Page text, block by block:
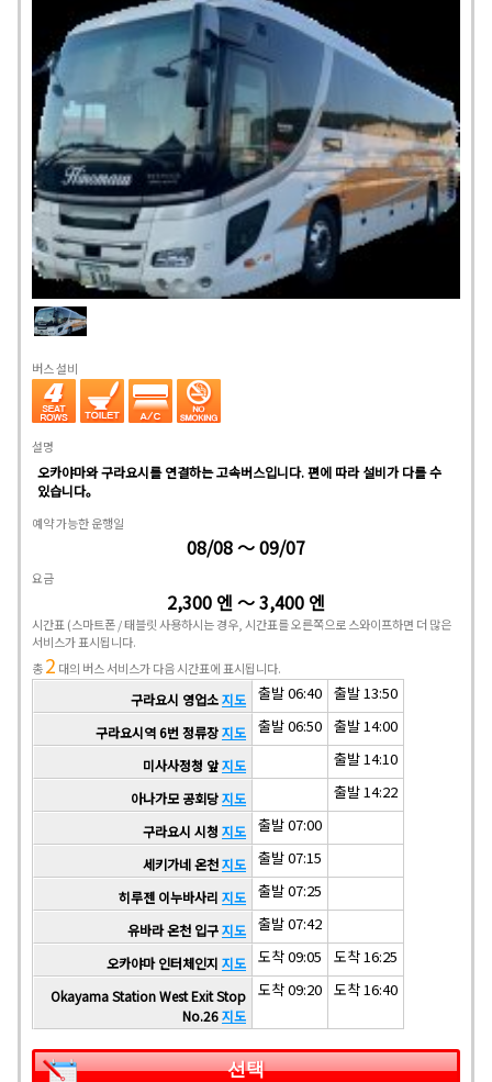
버스 설비
설명
오카야마와 구라요시를 연결하는 고속버스입니다. 편에 따라 설비가 다를 수
있습니다。
예약 가능한 운행일
08/08 ～ 09/07
요금
2,300 엔 ～ 3,400 엔
시간표(스마트폰 / 태블릿 사용하시는 경우, 시간표를 오른쪽으로 스와이프하면 더 많은
서비스가 표시됩니다.
총2 대의 버스 서비스가 다음 시간표에 표시됩니다.
구라요시 영업소지도 출발 06:40 출발 13:50
구라요시역 6번 정류장지도 출발 06:50 출발 14:00
미사사정청 앞지도 출발 14:10
아나가모 공회당지도 출발 14:22
구라요시 시청 지도 출발 07:00
세키가네 온천지도 출발 07:15
히루젠 이누바사리 지도 출발 07:25
유바라 온천 입구지도 출발 07:42
오카야마 인터체인지 지도 도착 09:05 도착 16:25
Okayama Station West Exit Stop
No.26지도
도착 09:20 도착 16:40
선택